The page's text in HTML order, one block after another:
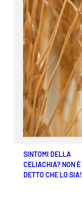
SINTOMI DELLA
CELIACHIA? NON È
DETTO CHE LO SIA!